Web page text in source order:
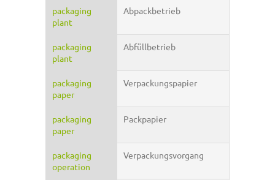
packaging
plant
Abpackbetrieb
packaging
plant
Abfüllbetrieb
packaging
paper
Verpackungspapier
packaging
paper
Packpapier
packaging
operation
Verpackungsvorgang